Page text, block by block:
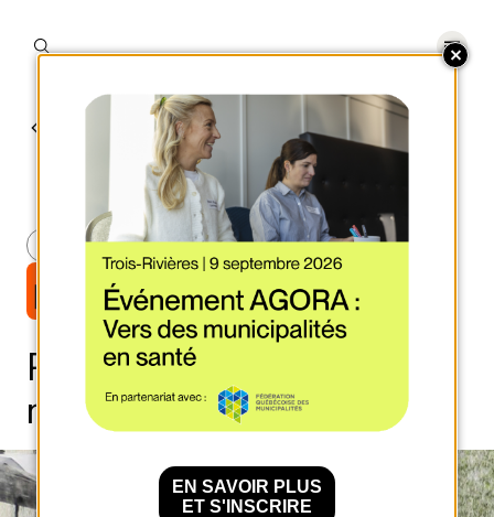
RETOUR AUX OUTILS ET ACTUALITÉS
AMÉNAGEMENT ET URBANISME
AMÉNAGEMENT ET URBANISME
Résilience des actifs
municipaux (RÉSAM)
EN SAVOIR PLUS
ET S'INSCRIRE